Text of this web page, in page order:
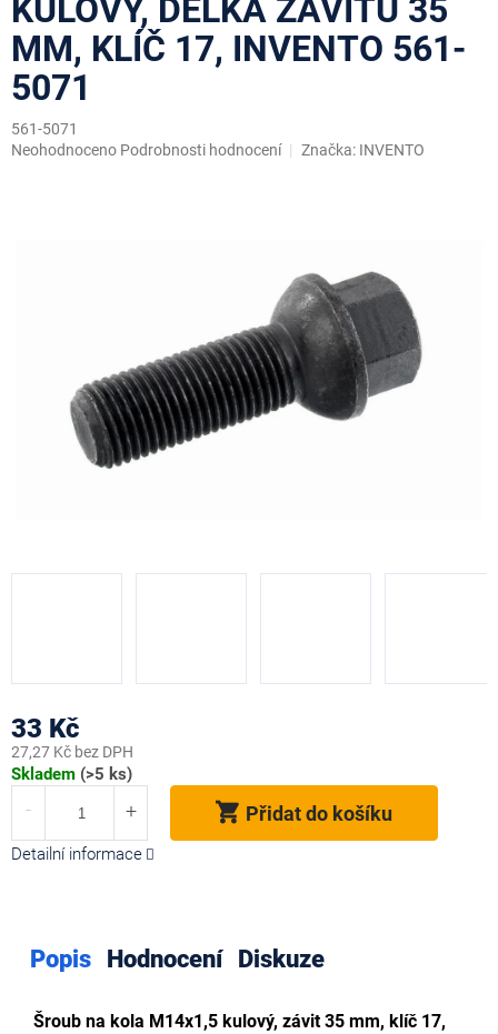
KULOVÝ, DÉLKA ZÁVITU 35
MM, KLÍČ 17, INVENTO 561-
5071
561-5071
Průměrné
Neohodnoceno Podrobnosti hodnocení Značka: INVENTO
33 Kč
27,27 Kč bez DPH
Měrná
Skladem (>5 ks)
Přidat do košíku
Detailní informace
Popis Hodnocení Diskuze
Šroub na kola M14x1,5 kulový, závit 35 mm, klíč 17,